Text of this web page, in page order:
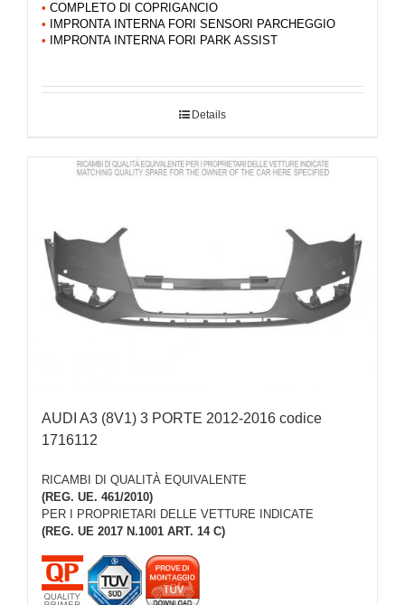
• COMPLETO DI COPRIGANCIO
•
IMPRONTA INTERNA FORI SENSORI PARCHEGGIO
•
IMPRONTA INTERNA FORI PARK ASSIST
Details
AUDI A3 (8V1) 3 PORTE 2012-2016 codice
1716112
RICAMBI DI QUALITÀ EQUIVALENTE
(REG. UE. 461/2010)
PER I PROPRIETARI DELLE VETTURE INDICATE
(REG. UE 2017 N.1001 ART. 14 C)